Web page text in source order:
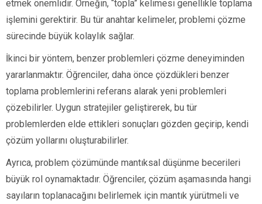
etmek önemlidir. Örneğin, “topla” kelimesi genellikle toplama
işlemini gerektirir. Bu tür anahtar kelimeler, problemi çözme
sürecinde büyük kolaylık sağlar.
İkinci bir yöntem, benzer problemleri çözme deneyiminden
yararlanmaktır. Öğrenciler, daha önce çözdükleri benzer
toplama problemlerini referans alarak yeni problemleri
çözebilirler. Uygun stratejiler geliştirerek, bu tür
problemlerden elde ettikleri sonuçları gözden geçirip, kendi
çözüm yollarını oluşturabilirler.
Ayrıca, problem çözümünde mantıksal düşünme becerileri
büyük rol oynamaktadır. Öğrenciler, çözüm aşamasında hangi
sayıların toplanacağını belirlemek için mantık yürütmeli ve